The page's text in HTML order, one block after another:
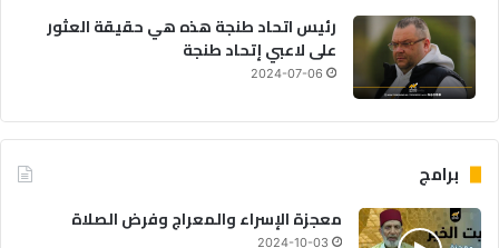
رئيس اتحاد طنجة هذه هي حقيقة العثور
على لاعبي إتحاد طنجة
2024-07-06
برامج
معجزة الإسراء والمعراج وفرض الصلاة
2024-10-03